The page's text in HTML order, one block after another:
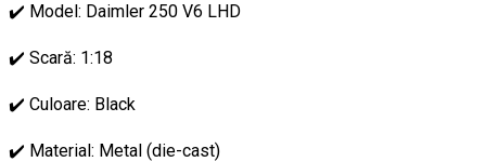
✔️ Model: Daimler 250 V6 LHD
✔️ Scară: 1:18
✔️ Culoare: Black
✔️ Material: Metal (die-cast)